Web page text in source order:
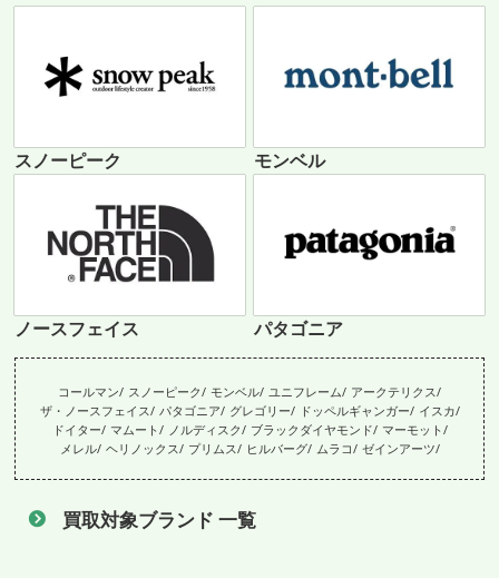
スノーピーク モンベル
ノースフェイス パタゴニア
コールマン スノーピーク モンベル ユニフレーム
アークテリクス
ザ・ノースフェイス
パタゴニア グレゴリー ドッペルギャンガー
イスカ
ドイター
マムート ノルディスク ブラックダイヤモンド
マーモット
メレル ヘリノックス プリムス ヒルバーグ ムラコ ゼインアーツ
買取対象ブランド 一覧